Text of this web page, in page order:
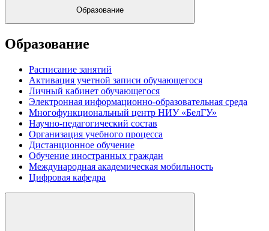
Образование
Образование
Расписание занятий
Активация учетной записи обучающегося
Личный кабинет обучающегося
Электронная информационно-образовательная среда
Многофункциональный центр НИУ «БелГУ»
Научно-педагогический состав
Организация учебного процесса
Дистанционное обучение
Обучение иностранных граждан
Международная академическая мобильность
Цифровая кафедра